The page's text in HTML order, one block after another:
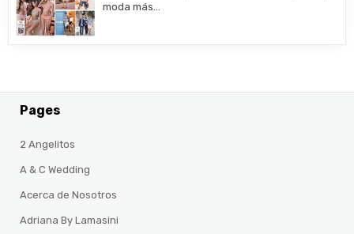
moda más…
Pages
2 Angelitos
A & C Wedding
Acerca de Nosotros
Adriana By Lamasini